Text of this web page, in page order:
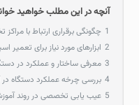
آنچه در این مطلب خواهید
1 چگونگی برقراری ارتباط با
2 ابزارهای مورد نیاز برای تعمیر
3 معرفی ساختار و عملکرد در
4 بررسی چرخه عملکرد دستگاه
5 عیب یابی تخصصی در روند